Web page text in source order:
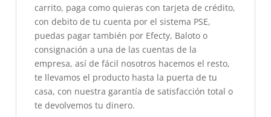
carrito, paga como quieras con tarjeta de crédito,
con debito de tu cuenta por el sistema PSE,
puedas pagar también por Efecty, Baloto o
consignación a una de las cuentas de la
empresa, así de fácil nosotros hacemos el resto,
te llevamos el producto hasta la puerta de tu
casa, con nuestra garantía de satisfacción total o
te devolvemos tu dinero.